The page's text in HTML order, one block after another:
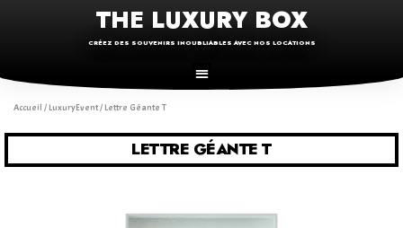
THE LUXURY BOX
CRÉEZ DES SOUVENIRS INOUBLIABLES AVEC NOS LOCATIONS
Accueil / LuxuryEvent/ Lettre Géante T
LETTRE GÉANTE T